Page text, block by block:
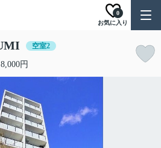
お気に入り
0
空室2
円